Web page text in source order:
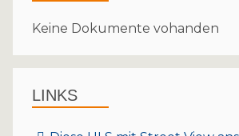
Keine Dokumente vohanden
LINKS